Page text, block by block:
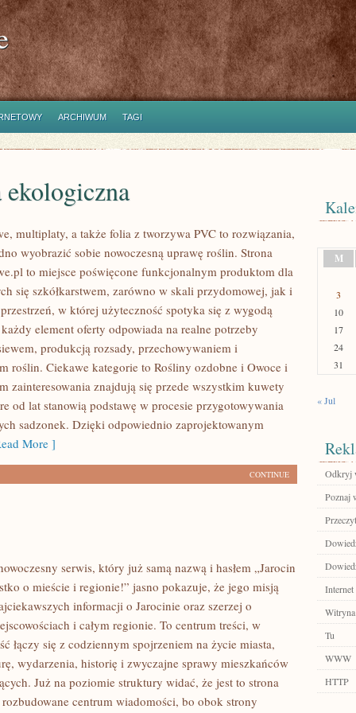
ARCHIWUM TAGI
ekologiczna
multiplaty, a także folia z tworzywa PVC to rozwiązania,
wyobrazić sobie nowoczesną uprawę roślin. Strona
to miejsce poświęcone funkcjonalnym produktom dla
się szkółkarstwem, zarówno w skali przydomowej, jak i
w której użyteczność spotyka się z wygodą
element oferty odpowiada na realne potrzeby
produkcją rozsady, przechowywaniem i
roślin. Ciekawe kategorie to Rośliny ozdobne i Owoce i
zainteresowania znajdują się przede wszystkim kuwety
od lat stanowią podstawę w procesie przygotowywania
sadzonek. Dzięki odpowiednio zaprojektowanym
More ]
CONTINUE
serwis, który już samą nazwą i hasłem „Jarocin
o mieście i regionie!” jasno pokazuje, że jego misją
informacji o Jarocinie oraz szerzej o
i całym regionie. To centrum treści, w
łączy się z codziennym spojrzeniem na życie miasta,
wydarzenia, historię i zwyczajne sprawy mieszkańców
Już na poziomie struktury widać, że jest to strona
centrum wiadomości, bo obok strony
M
3
10
17
24
31
« Jul
Odkryj
Poznaj
Internet
Witryna
Tu
WWW
HTTP